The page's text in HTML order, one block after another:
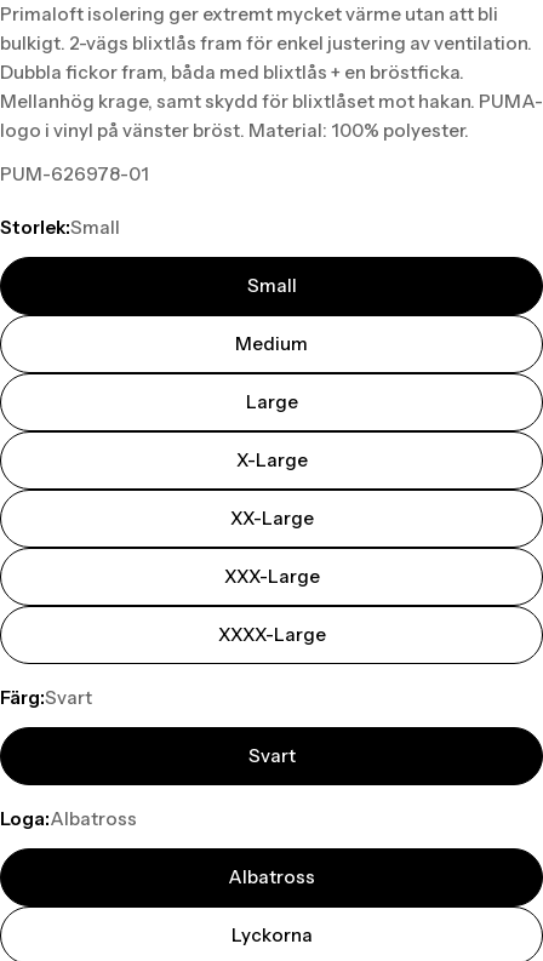
Primaloft isolering ger extremt mycket värme utan att bli
bulkigt. 2-vägs blixtlås fram för enkel justering av ventilation.
Dubbla fickor fram, båda med blixtlås + en bröstficka.
Mellanhög krage, samt skydd för blixtlåset mot hakan. PUMA-
logo i vinyl på vänster bröst. Material: 100% polyester.
PUM-626978-01
Storlek:Small
Small
Medium
Large
X-Large
XX-Large
XXX-Large
XXXX-Large
Färg:Svart
Svart
Loga:Albatross
Albatross
Lyckorna